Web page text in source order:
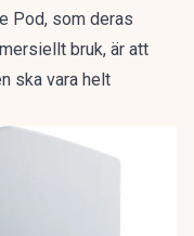
Pod, som deras
bruk, är att
ska vara helt